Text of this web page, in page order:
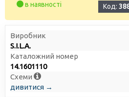
в наявності
Код:
Виробник
S.I.L.A.
Каталожний номер
14.1601110
Схеми
дивитися →